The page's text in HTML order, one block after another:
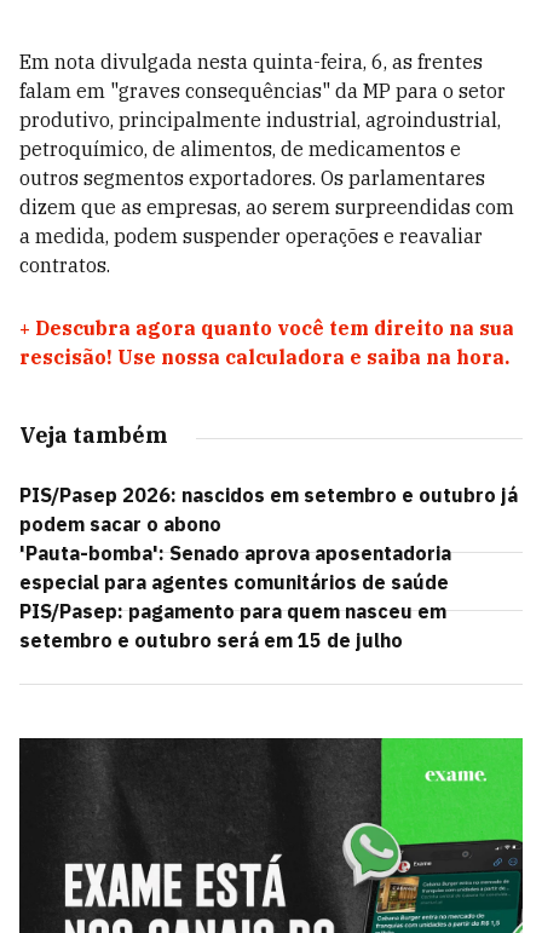
Em nota divulgada nesta quinta-feira, 6, as frentes
falam em "graves consequências" da MP para o setor
produtivo, principalmente industrial, agroindustrial,
petroquímico, de alimentos, de medicamentos e
outros segmentos exportadores. Os parlamentares
dizem que as empresas, ao serem surpreendidas com
a medida, podem suspender operações e reavaliar
contratos.
+ Descubra agora quanto você tem direito na sua
rescisão! Use nossa calculadora e saiba na hora.
Veja também
PIS/Pasep 2026: nascidos em setembro e outubro já
podem sacar o abono
'Pauta-bomba': Senado aprova aposentadoria
especial para agentes comunitários de saúde
PIS/Pasep: pagamento para quem nasceu em
setembro e outubro será em 15 de julho